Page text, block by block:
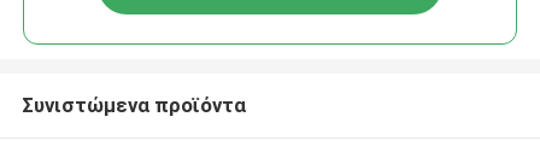
Συνιστώμενα προϊόντα